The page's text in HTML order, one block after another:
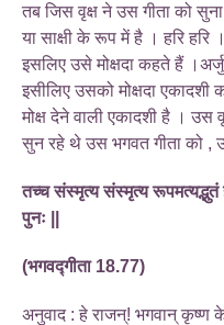
तब जिस वृक्ष ने उस गीता को
या साक्षी के रूप में है । हरि हरि
इसलिए उसे मोक्षदा कहते हैं
इसीलिए उसको मोक्षदा एकादशी
मोक्ष देने वाली एकादशी है । उस
सुन रहे थे उस भगवत गीता को ,
तच्च संस्मृत्य संस्मृत्य रूपमत्यद्भुतं
पुनः ||
(भगवद्गीता 18.77)
अनुवाद : हे राजन्! भगवान् कृष्ण